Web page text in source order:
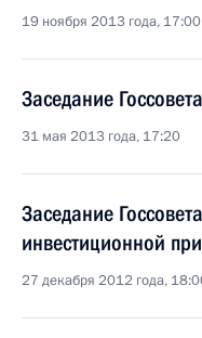
19 ноября 2013 года, 17:00
Заседание
31 мая 2013 года, 17:20
Заседание
инвестиционной
27 декабря 2012 года,